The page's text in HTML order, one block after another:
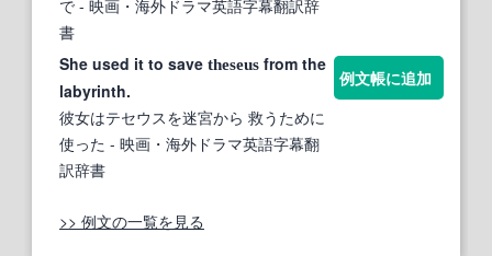
で - 映画・海外ドラマ英語字幕翻訳辞
書
She used it to save theseus from the
labyrinth.
彼女はテセウスを迷宮から 救うために
使った - 映画・海外ドラマ英語字幕翻
訳辞書
例文帳に追加
>> 例文の一覧を見る